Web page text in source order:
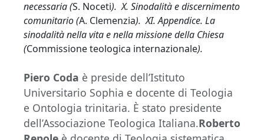
necessaria (S. Noceti). X. Sinodalità e discernimento
comunitario (A. Clemenzia). XI. Appendice. La
sinodalità nella vita e nella missione della Chiesa
(Commissione teologica internazionale).
Piero Coda è preside dell’Istituto
Universitario Sophia e docente di Teologia
e Ontologia trinitaria. È stato presidente
dell’Associazione Teologica Italiana.Roberto